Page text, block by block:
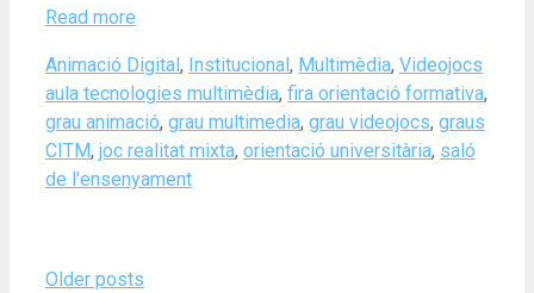
Read more
Categories
Animació Digital , Institucional , Multimèdia, Videojocs
aula tecnologies multimèdia, fira orientació formativa,
grau animació, grau multimedia, grau videojocs, graus
CITM, joc realitat mixta, orientació universitària, saló
de l'ensenyament
Older posts